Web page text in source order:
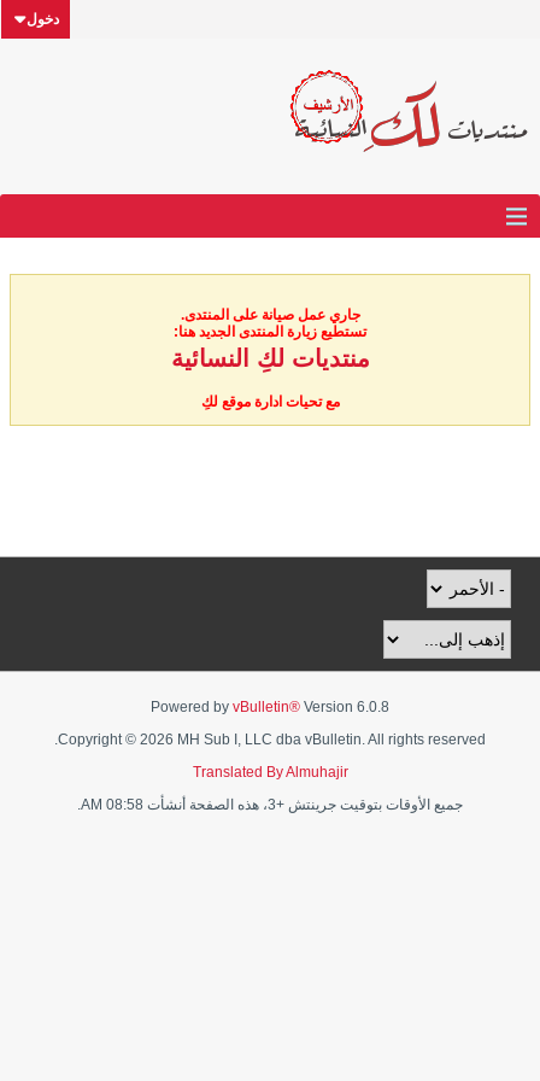
دخول
جاري عمل صيانة على المنتدى.
تستطيع زيارة المنتدى الجديد هنا:
منتديات لكِ النسائية
مع تحيات ادارة موقع لكِ
Powered by vBulletin® Version 6.0.8
Copyright © 2026 MH Sub I, LLC dba vBulletin. All rights reserved.
Translated By Almuhajir
جميع الأوقات بتوقيت جرينتش +3، هذه الصفحة أنشأت 08:58 AM.